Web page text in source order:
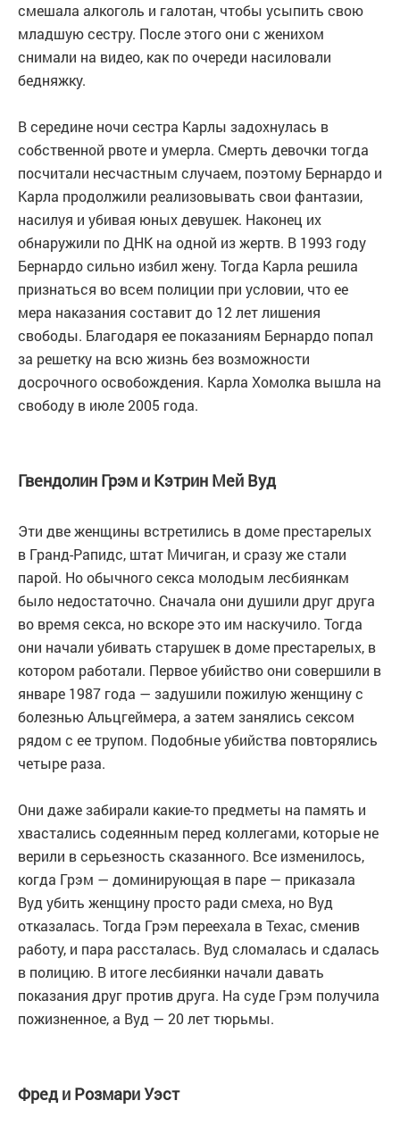
смешала алкоголь и галотан, чтобы усыпить свою
младшую сестру. После этого они с женихом
снимали на видео, как по очереди насиловали
бедняжку.
В середине ночи сестра Карлы задохнулась в
собственной рвоте и умерла. Смерть девочки тогда
посчитали несчастным случаем, поэтому Бернардо и
Карла продолжили реализовывать свои фантазии,
насилуя и убивая юных девушек. Наконец их
обнаружили по ДНК на одной из жертв. В 1993 году
Бернардо сильно избил жену. Тогда Карла решила
признаться во всем полиции при условии, что ее
мера наказания составит до 12 лет лишения
свободы. Благодаря ее показаниям Бернардо попал
за решетку на всю жизнь без возможности
досрочного освобождения. Карла Хомолка вышла на
свободу в июле 2005 года.
Гвендолин Грэм и Кэтрин Мей Вуд
Эти две женщины встретились в доме престарелых
в Гранд-Рапидс, штат Мичиган, и сразу же стали
парой. Но обычного секса молодым лесбиянкам
было недостаточно. Сначала они душили друг друга
во время секса, но вскоре это им наскучило. Тогда
они начали убивать старушек в доме престарелых, в
котором работали. Первое убийство они совершили в
январе 1987 года — задушили пожилую женщину с
болезнью Альцгеймера, а затем занялись сексом
рядом с ее трупом. Подобные убийства повторялись
четыре раза.
Они даже забирали какие-то предметы на память и
хвастались содеянным перед коллегами, которые не
верили в серьезность сказанного. Все изменилось,
когда Грэм — доминирующая в паре — приказала
Вуд убить женщину просто ради смеха, но Вуд
отказалась. Тогда Грэм переехала в Техас, сменив
работу, и пара рассталась. Вуд сломалась и сдалась
в полицию. В итоге лесбиянки начали давать
показания друг против друга. На суде Грэм получила
пожизненное, а Вуд — 20 лет тюрьмы.
Фред и Розмари Уэст